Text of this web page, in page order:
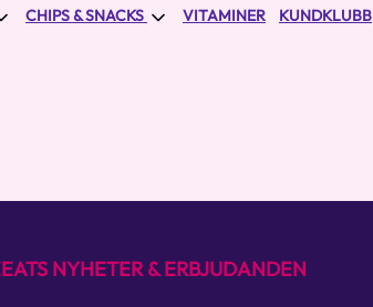
CHIPS & SNACKS VITAMINER KUNDKLUBB
NYHETER & ERBJUDANDEN